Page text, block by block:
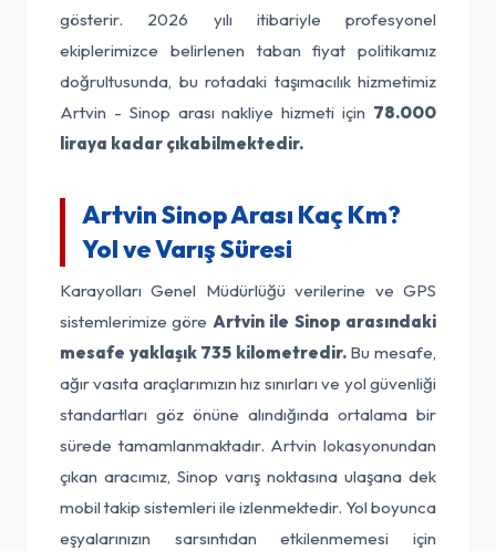
gösterir. 2026 yılı itibariyle profesyonel
ekiplerimizce belirlenen taban fiyat politikamız
doğrultusunda, bu rotadaki taşımacılık hizmetimiz
Artvin - Sinop arası nakliye hizmeti için 78.000
liraya kadar çıkabilmektedir.
Artvin Sinop Arası Kaç Km?
Yol ve Varış Süresi
Karayolları Genel Müdürlüğü verilerine ve GPS
sistemlerimize göre Artvin ile Sinop arasındaki
mesafe yaklaşık 735 kilometredir.Bu mesafe,
ağır vasıta araçlarımızın hız sınırları ve yol güvenliği
standartları göz önüne alındığında ortalama bir
sürede tamamlanmaktadır. Artvin lokasyonundan
çıkan aracımız, Sinop varış noktasına ulaşana dek
mobil takip sistemleri ile izlenmektedir. Yol boyunca
eşyalarınızın sarsıntıdan etkilenmemesi için